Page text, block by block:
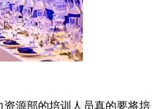
源部的培训人员真的要将培